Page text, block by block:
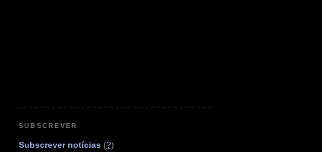
SUBSCREVER
Subscrever notícias (?)